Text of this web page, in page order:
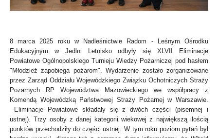
8 marca 2025 roku w Nadleśnictwie Radom - Leśnym Ośrodku
Edukacyjnym w Jedlni Letnisko odbyły się XLVII Eliminacje
Powiatowe Ogólnopolskiego Turnieju Wiedzy Pożarniczej pod hasłem
"Młodzież zapobiega pożarom". Wydarzenie zostało zorganizowane
przez Zarząd Oddziału Wojewódzkiego Związku Ochotniczych Straży
Pożarnych RP Województwa Mazowieckiego we współpracy z
Komendą Wojewódzką Państwowej Straży Pożarnej w Warszawie.
Eliminacje Powiatowe składały się z dwóch części (pisemnej i
ustnej). Trzy osoby z danej kategorii wiekowej z największą ilością
punktów przechodziły do części ustnej. W tym roku poziom pytań był